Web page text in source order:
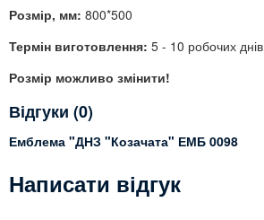
Розмір, мм: 800*500
Термін виготовлення: 5 - 10 робочих днів
Розмір можливо змінити!
Відгуки (0)
Емблема "ДНЗ "Козачата" ЕМБ 0098
Написати відгук